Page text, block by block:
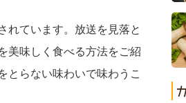
れています。放送を見落と
美味しく食べる方法をご紹
とらない味わいで味わうこ